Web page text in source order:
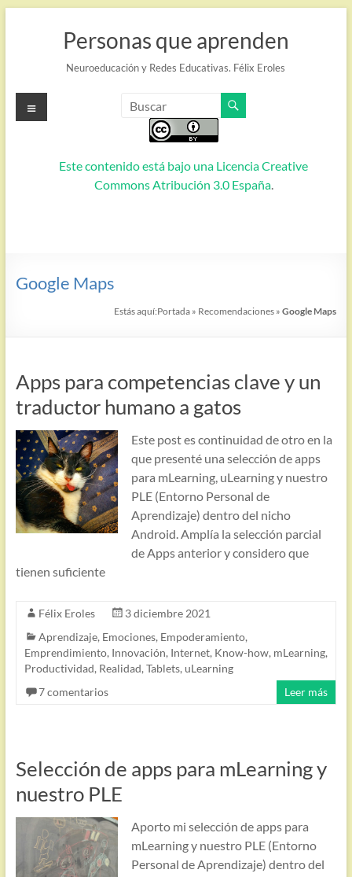
Personas que aprenden
Neuroeducación y Redes Educativas. Félix Eroles
Este contenido está bajo una Licencia Creative
Commons Atribución 3.0 España.
Menú
Google Maps
Estás aquí:Portada » Recomendaciones »Google Maps
Apps para competencias clave y un
traductor humano a gatos
Este post es continuidad de otro en la
que presenté una selección de apps
para mLearning, uLearning y nuestro
PLE (Entorno Personal de
Aprendizaje) dentro del nicho
Android. Amplía la selección parcial
de Apps anterior y considero que
tienen suficiente
Félix Eroles
3 diciembre 2021
Aprendizaje, Emociones, Empoderamiento,
Emprendimiento, Innovación, Internet, Know-how, mLearning,
Productividad, Realidad, Tablets, uLearning
7 comentarios
Leer más
Selección de apps para mLearning y
nuestro PLE
Aporto mi selección de apps para
mLearning y nuestro PLE (Entorno
Personal de Aprendizaje) dentro del